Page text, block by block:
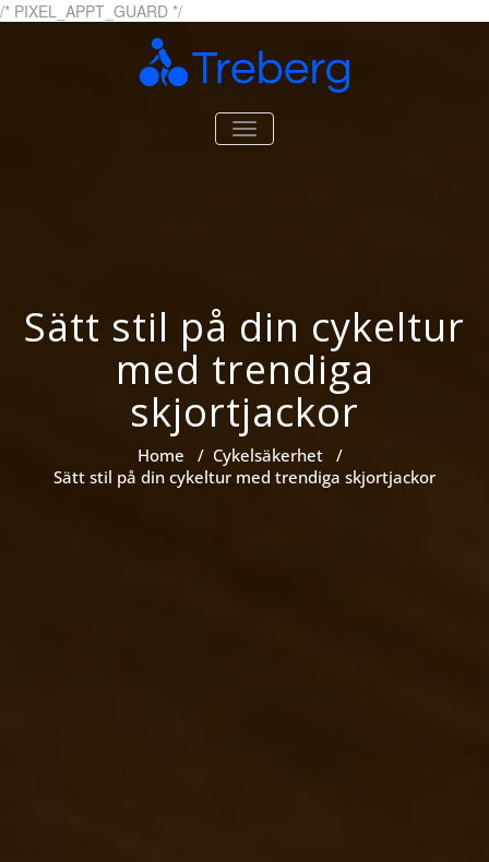
/* PIXEL_APPT_GUARD */Skip
content
Treberg.se Allt om cyklar och cykling
TOGGLE
NAVIGATION
Sätt stil på din cykeltur
med trendiga
skjortjackor
Home / Cykelsäkerhet /
Sätt stil på din cykeltur med trendiga skjortjackor